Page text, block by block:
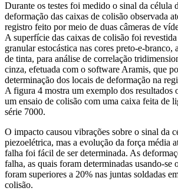
Durante os testes foi medido o sinal da célula
deformação das caixas de colisão observada
registro feito por meio de duas câmeras de
A superfície das caixas de colisão foi
granular estocástica nas cores preto-e-branco,
de tinta, para análise de correlação
cinza, efetuada com o software Aramis, que
determinação dos locais de deformação na
A figura 4 mostra um exemplo dos resultados
um ensaio de colisão com uma caixa feita de
série 7000.
O impacto causou vibrações sobre o sinal da
piezoelétrica, mas a evolução da força média
falha foi fácil de ser determinada. As
falha, as quais foram determinadas usando-se
foram superiores a 20% nas juntas soldadas
colisão.